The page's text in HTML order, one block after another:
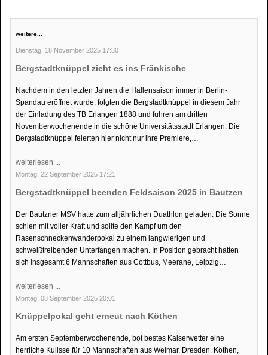
weitere...
Dienstag, 18 November 2025 17:30
Bergstadtknüppel zieht es ins Fränkische
Nachdem in den letzten Jahren die Hallensaison immer in Berlin-
Spandau eröffnet wurde, folgten die Bergstadtknüppel in diesem Jahr
der Einladung des TB Erlangen 1888 und fuhren am dritten
Novemberwochenende in die schöne Universitätsstadt Erlangen. Die
Bergstadtknüppel feierten hier nicht nur ihre Premiere,…
weiterlesen ...
Montag, 22 September 2025 17:21
Bergstadtknüppel beenden Feldsaison 2025 in Bautzen
Der Bautzner MSV hatte zum alljährlichen Duathlon geladen. Die Sonne
schien mit voller Kraft und sollte den Kampf um den
Rasenschneckenwanderpokal zu einem langwierigen und
schweißtreibenden Unterfangen machen. In Position gebracht hatten
sich insgesamt 6 Mannschaften aus Cottbus, Meerane, Leipzig…
weiterlesen ...
Montag, 08 September 2025 20:01
Knüppelpokal geht erneut nach Köthen
Am ersten Septemberwochenende, bot bestes Kaiserwetter eine
herrliche Kulisse für 10 Mannschaften aus Weimar, Dresden, Köthen,